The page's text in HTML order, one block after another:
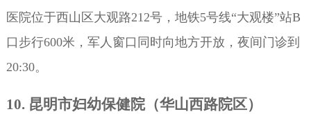
医院位于西山区大观路212号，地铁5号线“大观楼”站B
口步行600米，军人窗口同时向地方开放，夜间门诊到
20:30。
10. 昆明市妇幼保健院（华山西路院区）